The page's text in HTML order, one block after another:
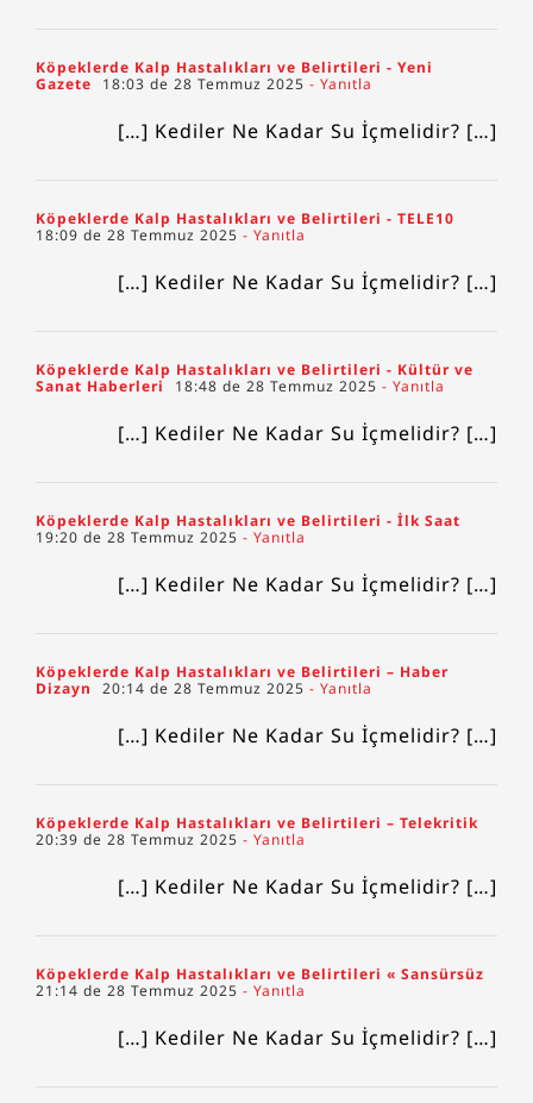
Köpeklerde Kalp Hastalıkları ve Belirtileri - Yeni
Gazete
18:03 de 28 Temmuz 2025 - Yanıtla
[…] Kediler Ne Kadar Su İçmelidir? […]
Köpeklerde Kalp Hastalıkları ve Belirtileri - TELE10
18:09 de 28 Temmuz 2025 - Yanıtla
[…] Kediler Ne Kadar Su İçmelidir? […]
Köpeklerde Kalp Hastalıkları ve Belirtileri - Kültür ve
Sanat Haberleri
18:48 de 28 Temmuz 2025 - Yanıtla
[…] Kediler Ne Kadar Su İçmelidir? […]
Köpeklerde Kalp Hastalıkları ve Belirtileri - İlk Saat
19:20 de 28 Temmuz 2025 - Yanıtla
[…] Kediler Ne Kadar Su İçmelidir? […]
Köpeklerde Kalp Hastalıkları ve Belirtileri – Haber
Dizayn
20:14 de 28 Temmuz 2025 - Yanıtla
[…] Kediler Ne Kadar Su İçmelidir? […]
Köpeklerde Kalp Hastalıkları ve Belirtileri – Telekritik
20:39 de 28 Temmuz 2025 - Yanıtla
[…] Kediler Ne Kadar Su İçmelidir? […]
Köpeklerde Kalp Hastalıkları ve Belirtileri « Sansürsüz
21:14 de 28 Temmuz 2025 - Yanıtla
[…] Kediler Ne Kadar Su İçmelidir? […]